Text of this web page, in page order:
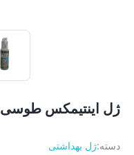
ژل اینتیمکس طوسی
دسته:ژل بهداشتی